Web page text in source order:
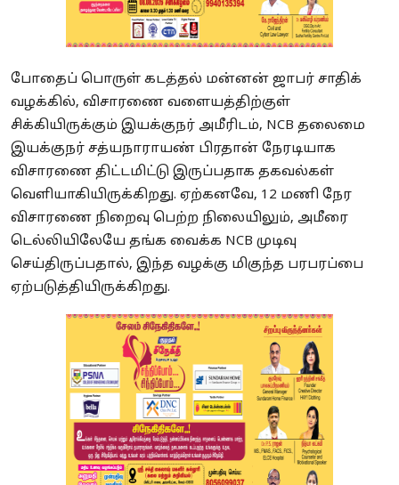
போதைப் பொருள் கடத்தல் மன்னன் ஜாபர் சாதிக்
வழக்கில், விசாரணை வளையத்திற்குள்
சிக்கியிருக்கும் இயக்குநர் அமீரிடம், NCB தலைமை
இயக்குநர் சத்யநாராயண் பிரதான் நேரடியாக
விசாரணை திட்டமிட்டு இருப்பதாக தகவல்கள்
வெளியாகியிருக்கிறது. ஏற்கனவே, 12 மணி நேர
விசாரணை நிறைவு பெற்ற நிலையிலும், அமீரை
டெல்லியிலேயே தங்க வைக்க NCB முடிவு
செய்திருப்பதால், இந்த வழக்கு மிகுந்த பரபரப்பை
ஏற்படுத்தியிருக்கிறது.